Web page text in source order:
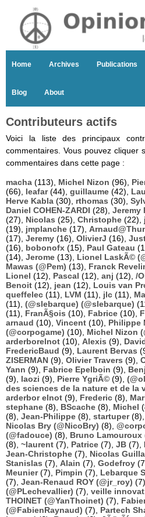
Home Archives Publications
Blog About
Contributeurs actifs
Voici la liste des principaux
commentaires. Vous pouvez cliquer
commentaires dans cette page :
macha (113), Michel Nizon (96),
(66), leafar(44), guillaume (42),
Herve Kabla (30), rthomas (30),
Daniel COHEN-ZARDI (28), Jeremy
(27), Nicolas (25), Christophe (22),
(19), jmplanche (17),
(17), Jeremy (16), OlivierJ (16),
(16), bobonofx (15), Paul Gateau
(14), Jerome (13), Lionel LaskÃ©
Mawas (@Pem) (13), Franck
Lionel (12), Pascal (12), anj (12), /
Benoit (12), jean (12), Louis van
queffelec (11), LVM (11), jlc (11),
(11), (@slebarque) (@slebarque)
(11), FranÃ§ois (10), Fabrice (10),
arnaud (10), Vincent (10), Philippe
(@corpogame) (10), Michel Nizon
arderborelnot (10), Alexis (9),
FredericBaud (9), Laurent Bervas
ZISERMAN (9), Olivier Travers (9),
Yann (9), Fabrice Epelboin (9),
(9), laozi (9), Pierre YgriÃ© (9),
des sciences de la nature et de la
arderbor elnot (9), Frederic (8),
stephane (8), BScache (8), Michel
(8), Jean-Philippe (8), startuper(8),
Nicolas Bry (@NicoBry) (8),
(@fadouce) (8), Bruno Lamouroux
(8), ~laurent (7), Patrice (7), JB (7),
Jean-Christophe (7), Nicolas
Stanislas (7), Alain (7), Godefroy
Meunier(7), Pimpin (7), Lebarque
(7), Jean-Renaud ROY (@jr_roy) (7),
(@PLechevallier) (7), veille
THOINET (@YanThoinet) (7),
(@FabienRaynaud) (7), Partech